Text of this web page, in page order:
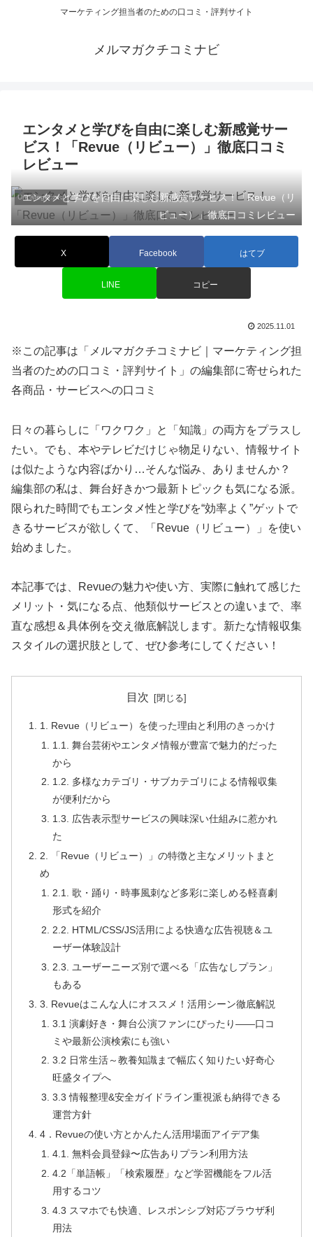
マーケティング担当者のための口コミ・評判サイト
メルマガクチコミナビ
エンタメと学びを自由に楽しむ新感覚サー
ビス！「Revue（リビュー）」徹底口コミ
レビュー
Uncategorized
エンタメと学びを自由に楽しむ新感覚サービス！「Revue（リ
ビュー）」徹底口コミレビュー
X Facebook はてブ
LINE コピー
2025.11.01
※この記事は「メルマガクチコミナビ｜マーケティング担
当者のための口コミ・評判サイト」の編集部に寄せられた
各商品・サービスへの口コミ
日々の暮らしに「ワクワク」と「知識」の両方をプラスし
たい。でも、本やテレビだけじゃ物足りない、情報サイト
は似たような内容ばかり…そんな悩み、ありませんか？
編集部の私は、舞台好きかつ最新トピックも気になる派。
限られた時間でもエンタメ性と学びを“効率よく”ゲットで
きるサービスが欲しくて、「Revue（リビュー）」を使い
始めました。
本記事では、Revueの魅力や使い方、実際に触れて感じた
メリット・気になる点、他類似サービスとの違いまで、率
直な感想＆具体例を交え徹底解説します。新たな情報収集
スタイルの選択肢として、ぜひ参考にしてください！
目次
1. Revue（リビュー）を使った理由と利用のきっかけ
1.1. 舞台芸術やエンタメ情報が豊富で魅力的だった
から
1.2. 多様なカテゴリ・サブカテゴリによる情報収集
が便利だから
1.3. 広告表示型サービスの興味深い仕組みに惹かれ
た
2. 「Revue（リビュー）」の特徴と主なメリットまと
め
2.1. 歌・踊り・時事風刺など多彩に楽しめる軽喜劇
形式を紹介
2.2. HTML/CSS/JS活用による快適な広告視聴＆ユ
ーザー体験設計
2.3. ユーザーニーズ別で選べる「広告なしプラン」
もある
3. Revueはこんな人にオススメ！活用シーン徹底解説
3.1 演劇好き・舞台公演ファンにぴったり——口コ
ミや最新公演検索にも強い
3.2 日常生活～教養知識まで幅広く知りたい好奇心
旺盛タイプへ
3.3 情報整理&安全ガイドライン重視派も納得できる
運営方針
4．Revueの使い方とかんたん活用場面アイデア集
4.1. 無料会員登録〜広告ありプラン利用方法
4.2「単語帳」「検索履歴」など学習機能をフル活
用するコツ
4.3 スマホでも快適、レスポンシブ対応ブラウザ利
用法